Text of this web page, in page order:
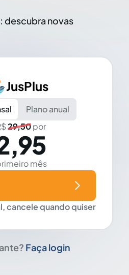
: descubra novas
JusPlus
Plano anual
29,50por
mês
cancele quando quiser
Faça login